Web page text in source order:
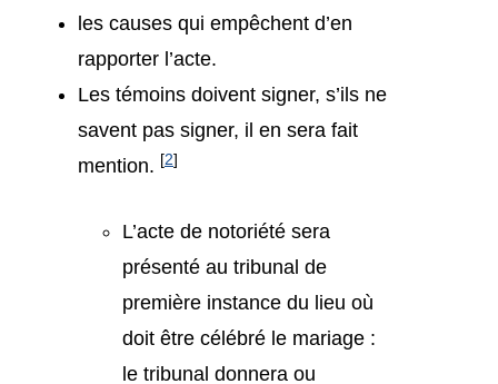
les causes qui empêchent d’en
rapporter l’acte.
Les témoins doivent signer, s’ils ne
savent pas signer, il en sera fait
mention. [2]
L’acte de notoriété sera
présenté au tribunal de
première instance du lieu où
doit être célébré le mariage :
le tribunal donnera ou